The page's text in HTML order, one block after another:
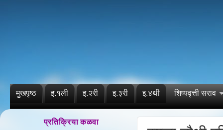
मुखपृष्ठ इ.१ली इ.२री इ.३री इ.४थी शिष्यवृत्ती सराव
प्रतिक्रिया कळवा